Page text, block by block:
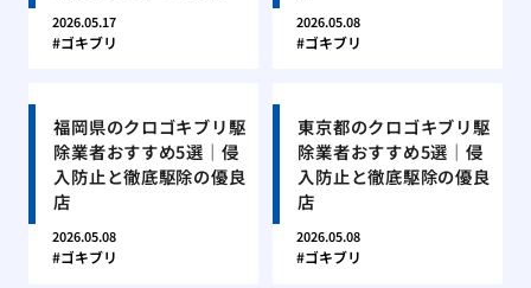
2026.05.17
ゴキブリ
2026.05.08
ゴキブリ
福岡県のクロゴキブリ駆
除業者おすすめ5選｜侵
入防止と徹底駆除の優良
店
2026.05.08
ゴキブリ
東京都のクロゴキブリ駆
除業者おすすめ5選｜侵
入防止と徹底駆除の優良
店
2026.05.08
ゴキブリ